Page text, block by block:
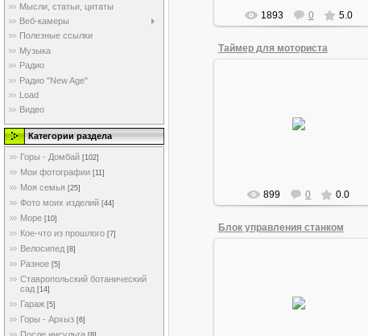
Мысли, статьи, цитаты
Веб-камеры
Полезные ссылки
Музыка
Радио
Радио "New Age"
Load
Видео
Категории раздела
Горы - Домбай [102]
Мои фотографии [11]
Моя семья [25]
Фото моих изделий [44]
Море [10]
Кое-что из прошлого [7]
Велосипед [8]
Разное [5]
Ставропольский ботанический
сад [14]
Гараж [5]
Горы - Архыз [6]
1893 0 5.0
Таймер для моториста
Промывка инжекторов
899 0 0.0
Блок управления станком
Станок для изготовления
"рабицы"